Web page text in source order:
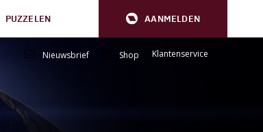
PUZZELEN AANMELDEN
Nieuwsbrief Shop Klantenservice